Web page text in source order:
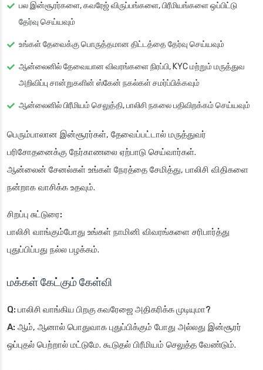
பல இன்சூரர்களை, கவரேஜ் விருப்பங்களை, பிரீமியங்களை ஒப்பிட்டு
தேர்வு செய்யவும்
உங்கள் தேவைக்கு பொருத்தமான திட்டத்தை தேர்வு செய்யவும்
ஆன்லைனில் தேவையான விவரங்களை நிரப்பி, KYC மற்றும் மருத்துவ
அறிவிப்பு சான்றுகளின் ஸ்கேன் நகல்கள் சமர்ப்பிக்கவும்
ஆன்லைனில் பிரீமியம் செலுத்தி, பாலிசி நகலை பதிவிறக்கம் செய்யவும்
பெரும்பாலான இன்சூரர்கள், தேவைப்பட்டால் மருத்துவர்
பரிசோதனைக்கு நேர்காணலை ஏற்பாடு செய்வார்கள்.
ஆன்லைன் சேனல்கள் உங்கள் நேரத்தை சேமித்து, பாலிசி விதிகளை
நன்றாக வாசிக்க உதவும்.
சிறப்பு சுட்டுரை:
பாலிசி வாங்கும்போது உங்கள் நாமினி விவரங்களை சரிபார்த்து
புதுப்பிப்பது நல்ல பழக்கம்.
மக்கள் கேட்கும் கேள்வி
Q: பாலிசி வாங்கிய பிறகு கவரேஜை அதிகரிக்க முடியுமா?
A: ஆம், ஆனால் பொதுவாக புதுப்பிக்கும் போது அல்லது இன்சூரர்
ஒப்புதல் பெற்றால் மட்டுமே. கூடுதல் பிரீமியம் செலுத்த வேண்டும்.